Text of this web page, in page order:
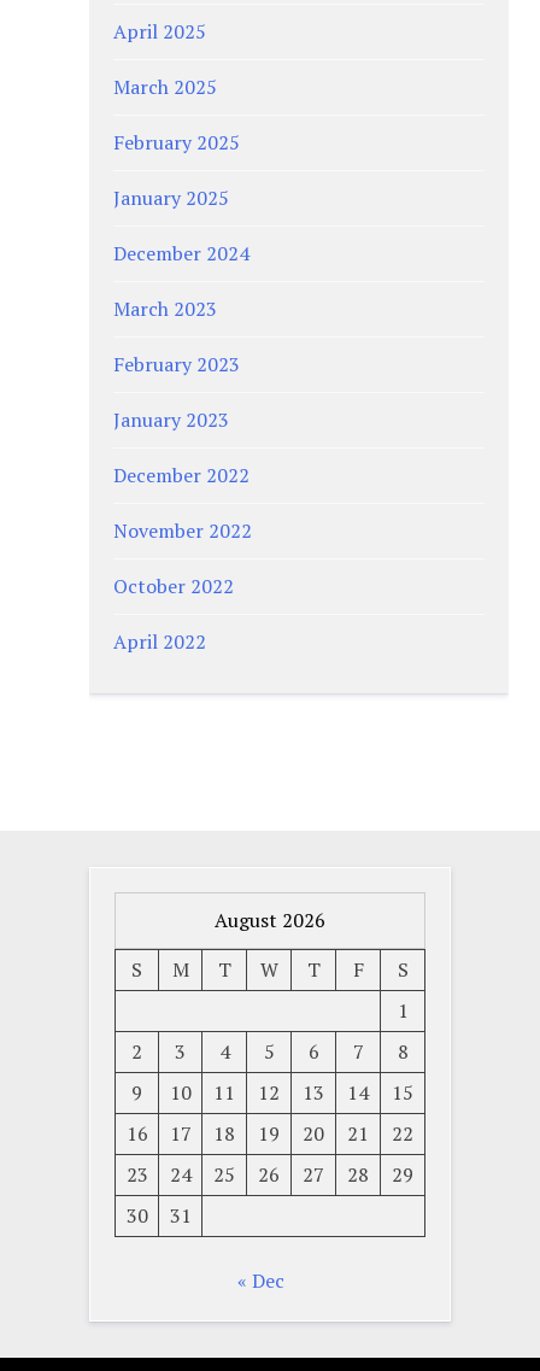
April 2025
March 2025
February 2025
January 2025
December 2024
March 2023
February 2023
January 2023
December 2022
November 2022
October 2022
April 2022
August 2026
S
M T W T F
S
1
2
3 4 5 6 7
8
9
10 11 12 13 14
15
16
17 18 19 20 21
22
23
24 25 26 27 28
29
30
31
« Dec